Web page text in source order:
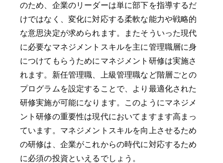
のため、企業のリーダーは単に部下を指導するだ
けではなく、変化に対応する柔軟な能力や戦略的
な意思決定が求められます。またそういった現代
に必要なマネジメントスキルを主に管理職層に身
につけてもらうためにマネジメント研修は実施さ
れます。新任管理職、上級管理職など階層ごとの
プログラムを設定することで、より最適化された
研修実施が可能になります。このようにマネジメ
ント研修の重要性は現代においてますます高まっ
ています。マネジメントスキルを向上させるため
の研修は、企業がこれからの時代に対応するため
に必須の投資といえるでしょう。